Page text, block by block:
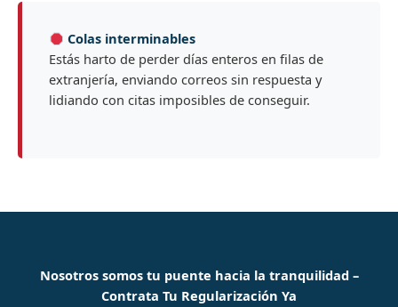
Colas interminables
Estás harto de perder días enteros en filas de
extranjería, enviando correos sin respuesta y
lidiando con citas imposibles de conseguir.
Nosotros somos tu puente hacia la tranquilidad –
Contrata Tu Regularización Ya